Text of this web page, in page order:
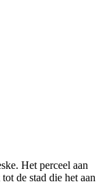
Het perceel aan
de stad die het aan